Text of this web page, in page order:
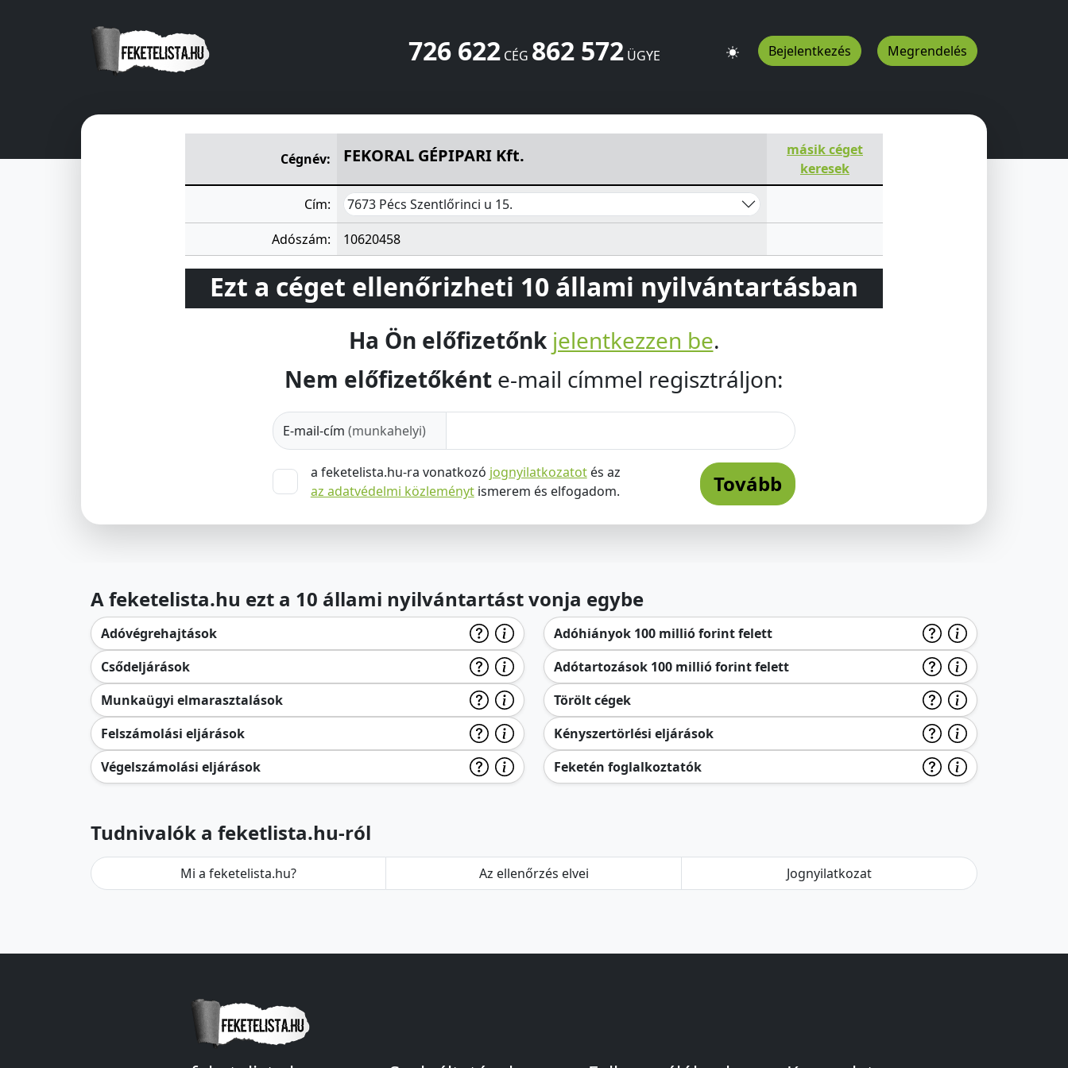
726 622CÉG 862 572ÜGYE Bejelentkezés Megrendelés
Cégnév:
FEKORAL GÉPIPARI Kft.
másik céget
keresek
Cím: 7673 Pécs Szentlőrinci u 15.
Adószám: 10620458
Ezt a céget ellenőrizheti 10 állami nyilvántartásban
Ha Ön előfizetőnk jelentkezzen be.
Nem előfizetőként e-mail címmel regisztráljon:
E-mail-cím (munkahelyi)
a feketelista.hu-ra vonatkozó jognyilatkozatotés az
az adatvédelmi közleménytismerem és elfogadom. Tovább
A feketelista.hu ezt a 10 állami nyilvántartást vonja egybe
Adóvégrehajtások
Csődeljárások
Munkaügyi elmarasztalások
Felszámolási eljárások
Végelszámolási eljárások
Adóhiányok 100 millió forint felett
Adótartozások 100 millió forint felett
Törölt cégek
Kényszertörlési eljárások
Feketén foglalkoztatók
Tudnivalók a feketlista.hu-ról
Mi a feketelista.hu? Az ellenőrzés elvei Jognyilatkozat